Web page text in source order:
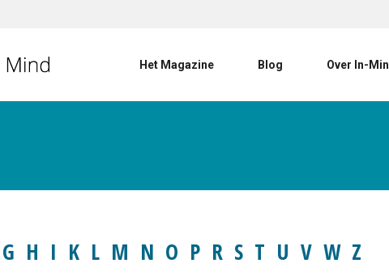
Het Magazine Blog Over In-
G H I K L M N O P R S T U V W Z